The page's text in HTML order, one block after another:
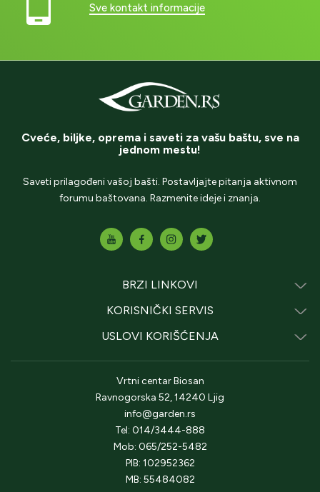
Sve kontakt informacije
Cveće, biljke, oprema i saveti za vašu baštu, sve na
jednom mestu!
Saveti prilagođeni vašoj bašti. Postavljajte pitanja aktivnom
forumu baštovana. Razmenite ideje i znanja.
BRZI LINKOVI
KORISNIČKI SERVIS
USLOVI KORIŠĆENJA
Vrtni centar Biosan
Ravnogorska 52, 14240 Ljig
info@garden.rs
Tel: 014/3444-888
Mob: 065/252-5482
PIB: 102952362
MB: 55484082